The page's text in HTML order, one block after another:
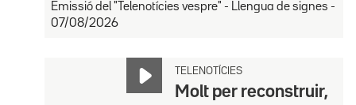
Emissió del "Telenotícies vespre" - Llengua de signes -
07/08/2026
TELENOTÍCIES
Molt per reconstruir,